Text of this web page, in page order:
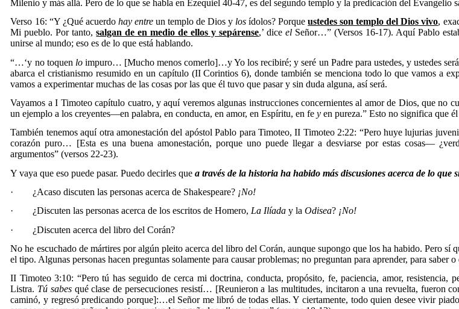
Milenio y más allá. Pero de lo que se habla en Ezequiel 40-47, es del segundo templo y la predicación del Evangelio
Verso 16: “Y ¿Qué acuerdo hay entreun templo de Dios y los ídolos? Porqueustedes son templo del Dios vivo,
Mi pueblo. Por tanto,salgan de en medio de ellos y sepárense,’ diceel Señor…” (Versos 16-17). Aquí Pablo
unirse al mundo; eso es de lo que está hablando.
“…‘y no toquen loimpuro… [Mucho menos comerlo]…y Yo los recibiré; y seré un Padre para ustedes, y ustedes
abarca el cristianismo resumido en un capítulo (II Corintios 6), donde también se menciona todo lo que vamos a
vamos a experimentar muchas de las cosas por las que él tuvo que pasar y sin duda alguna, así será.
Vayamos a I Timoteo capítulo cuatro, y aquí veremos algunas instrucciones concernientes al amor de Dios, que no
un ejemplo a los creyentes—en palabra, en conducta, en amor, en Espíritu, en fey en pureza.” Esto no significa que
También tenemos aquí otra amonestación del apóstol Pablo para Timoteo, II Timoteo 2:22: “Pero huye lujurias
corazón puro… [Esta es una buena amonestación, porque uno puede llegar a desviarse por estas cosas—
argumentos” (versos 22-23).
Y vaya que eso puede pasar. Puedo decirles quea través de la historia ha habido más discusiones acerca de lo
·
¿Acaso discuten las personas acerca de Shakespeare? ¡No!
·
¿Discuten las personas acerca de los escritos de Homero,La Ilíada y laOdisea? ¡No!
·
¿Discuten acerca del libro del Corán?
No he escuchado de mártires por algún pleito acerca del libro del Corán, aunque supongo que los ha habido. Pero sí
el tipo. Algunas personas hacen preguntas solamente para causar problemas; no preguntan para aprender, para saber
II Timoteo 3:10: “Pero tú has seguido de cerca mi doctrina, conducta, propósito, fe, paciencia, amor, resistencia,
Listra. Tú sabesqué clase de persecuciones resistí… [Reunieron a las multitudes, incitaron a una revuelta, fueron
caminó, y regresó predicando porque]:…el Señor me libró de todas ellas. Y ciertamente, todo quien desee vivir